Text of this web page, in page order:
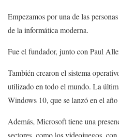
Empezamos por una de las
de la informática moderna.
Fue el fundador, junto con Paul
También crearon el sistema
utilizado en todo el mundo. La
Windows 10, que se lanzó en el
Además, Microsoft tiene una